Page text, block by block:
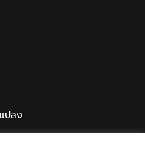
ปลง